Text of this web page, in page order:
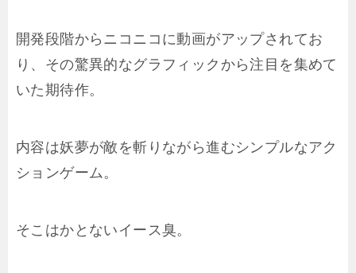
開発段階からニコニコに動画がアップされてお
り、その驚異的なグラフィックから注目を集めて
いた期待作。
内容は妖夢が敵を斬りながら進むシンプルなアク
ションゲーム。
そこはかとないイース臭。